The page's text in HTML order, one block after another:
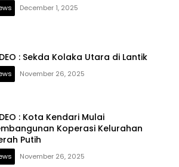
December 1, 2025
: Sekda Kolaka Utara di Lantik
November 26, 2025
: Kota Kendari Mulai
Koperasi Kelurahan
Putih
November 26, 2025